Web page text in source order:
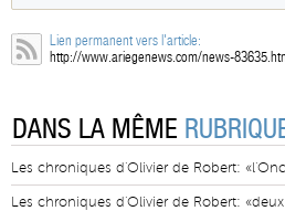
Lien permanent vers l'article:
http://www.ariegenews.com/news-
DANS LA MÊME
Les chroniques d'Olivier de Robert:
Les chroniques d'Olivier de Robert: